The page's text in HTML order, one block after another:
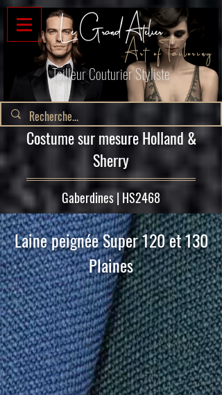
Tailleur Couturier Styliste
Le Grand Atelier
Art of Tailoring
Costume sur mesure Holland &
Sherry
Gaberdines | HS2468
Laine peignée Super 120 et 130
Plaines